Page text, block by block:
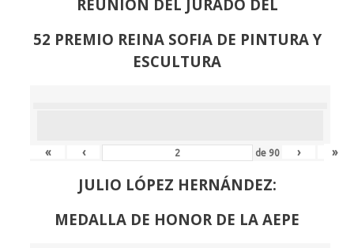
REUNION DEL JURADO DEL
52 PREMIO REINA SOFIA DE PINTURA Y
ESCULTURA
« ‹ de 90 › »
JULIO LÓPEZ HERNÁNDEZ:
MEDALLA DE HONOR DE LA AEPE